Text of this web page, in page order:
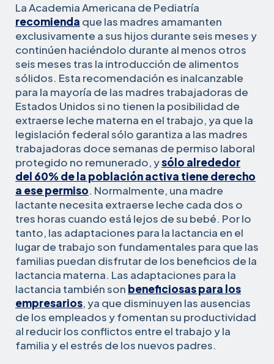
La Academia Americana de Pediatría
recomienda que las madres amamanten
exclusivamente a sus hijos durante seis meses y
continúen haciéndolo durante al menos otros
seis meses tras la introducción de alimentos
sólidos. Esta recomendación es inalcanzable
para la mayoría de las madres trabajadoras de
Estados Unidos si no tienen la posibilidad de
extraerse leche materna en el trabajo, ya que la
legislación federal sólo garantiza a las madres
trabajadoras doce semanas de permiso laboral
protegido no remunerado, ysólo alrededor
del 60% de la población activa tiene derecho
a ese permiso. Normalmente, una madre
lactante necesita extraerse leche cada dos o
tres horas cuando está lejos de su bebé. Por lo
tanto, las adaptaciones para la lactancia en el
lugar de trabajo son fundamentales para que las
familias puedan disfrutar de los beneficios de la
lactancia materna. Las adaptaciones para la
lactancia también son beneficiosas para los
empresarios, ya que disminuyen las ausencias
de los empleados y fomentan su productividad
al reducir los conflictos entre el trabajo y la
familia y el estrés de los nuevos padres.